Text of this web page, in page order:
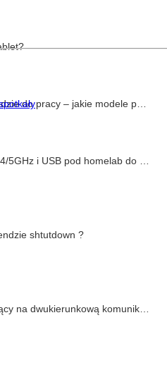
shtutdown ?